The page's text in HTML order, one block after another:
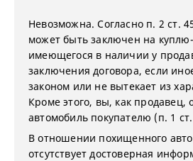
Невозможна. Согласно п. 2 ст.
может быть заключен на
имеющегося в наличии у
заключения договора, если
законом или не вытекает из
Кроме этого, вы, как продавец,
автомобиль покупателю (п. 1
В отношении похищенного
отсутствует достоверная